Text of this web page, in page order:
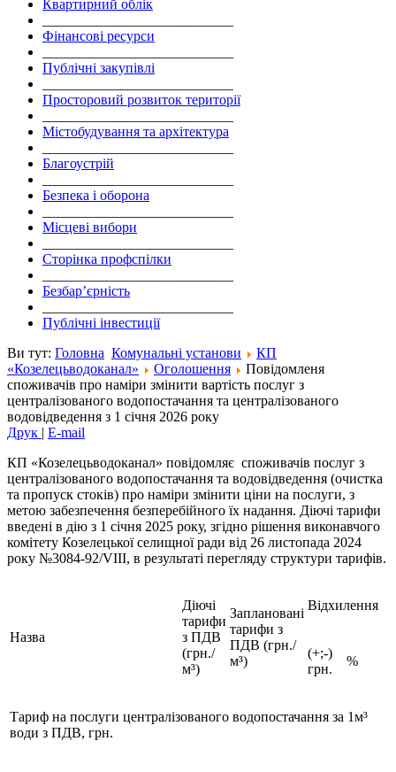
Квартирний облік
Фінансові ресурси
Публічні закупівлі
Просторовий розвиток території
Містобудування та архітектура
Благоустрій
Безпека і оборона
Місцеві вибори
Сторінка профспілки
Безбар’єрність
Публічні інвестиції
Ви тут: Головна Комунальні установи
КП
«Козелецьводоканал»
Оголошення
Повідомленя
споживачів про наміри змінити вартість послуг з
централізованого водопостачання та централізованого
водовідведення з 1 січня 2026 року
Друк | E-mail
КП «Козелецьводоканал» повідомляє споживачів послуг з
централізованого водопостачання та водовідведення (очистка
та пропуск стоків) про наміри змінити ціни на послуги, з
метою забезпечення безперебійного їх надання. Діючі тарифи
введені в дію з 1 січня 2025 року, згідно рішення виконавчого
комітету Козелецької селищної ради від 26 листопада 2024
року №3084-92/VIII, в результаті перегляду структури тарифів.
Назва
Діючі
тарифи
з ПДВ
(грн./
м³)
Заплановані
тарифи з
ПДВ (грн./
м³)
Відхилення
(+;-)
грн.
%
Тариф на послуги централізованого водопостачання за 1м³
води з ПДВ, грн.